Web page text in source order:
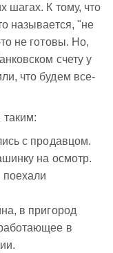
шагах. К тому, что
называется, "не
не готовы. Но,
счету у
что будем все-
с продавцом.
на осмотр.
поехали
в пригород
в